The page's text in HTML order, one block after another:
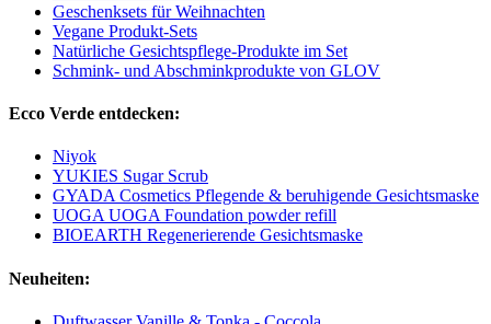
Geschenksets für Weihnachten
Vegane Produkt-Sets
Natürliche Gesichtspflege-Produkte im Set
Schmink- und Abschminkprodukte von GLOV
Ecco Verde entdecken:
Niyok
YUKIES Sugar Scrub
GYADA Cosmetics Pflegende & beruhigende Gesichtsmaske
UOGA UOGA Foundation powder refill
BIOEARTH Regenerierende Gesichtsmaske
Neuheiten: